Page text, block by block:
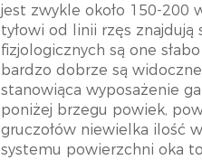
jest zwykle około 150-200
tyłowi od linii rzęs znajdują
fizjologicznych są one
bardzo dobrze są
stanowiąca wyposażenie
poniżej brzegu powiek,
gruczołów niewielka ilość
systemu powierzchni oka